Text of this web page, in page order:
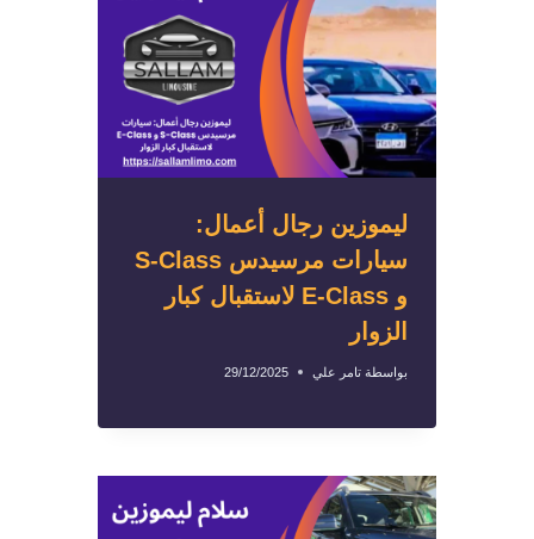
ليموزين رجال أعمال:
سيارات مرسيدس S-Class
و E-Class لاستقبال كبار
الزوار
بواسطة تامر علي 29/12/2025